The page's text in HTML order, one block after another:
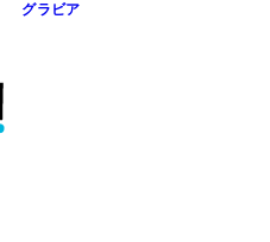
グラビア